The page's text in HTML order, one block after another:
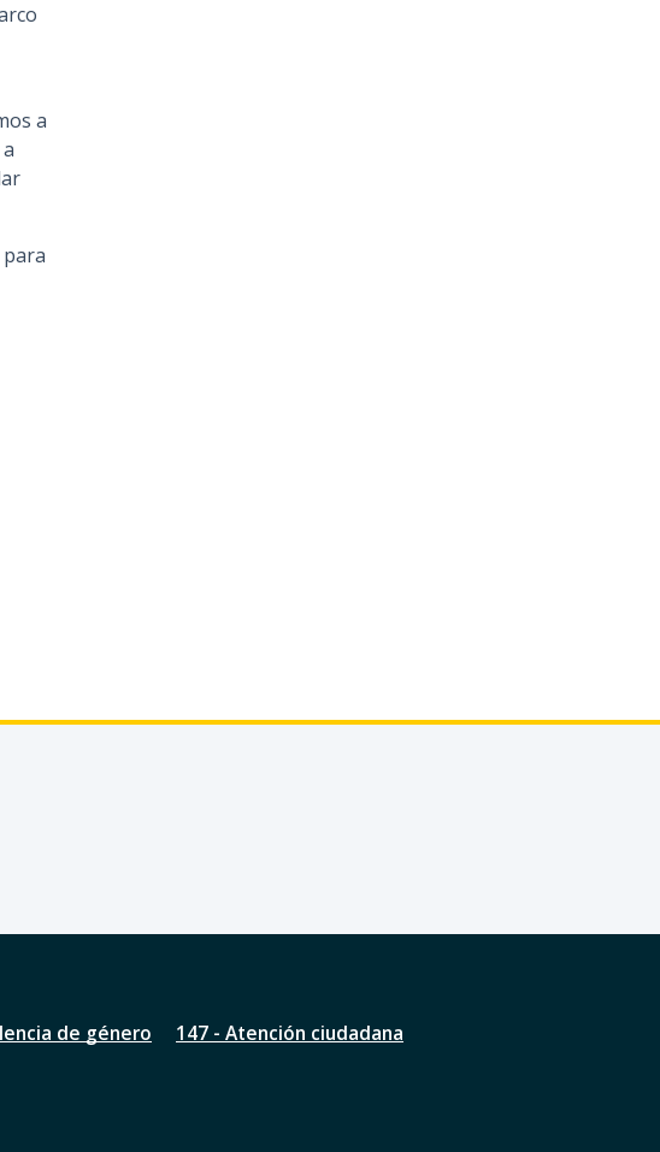
a
de género
147 - Atención ciudadana